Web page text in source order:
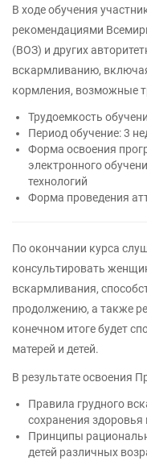
В ходе обучения
рекомендациями
(ВОЗ) и других
вскармливанию,
кормления, возможные
Трудоемкость
Период обучение: 3
Форма освоения
электронного
технологий
Форма проведения
По окончании курса
консультировать
вскармливания,
продолжению, а также
конечном итоге будет
матерей и детей.
В результате освоения
Правила грудного
сохранения здоровья
Принципы
детей различных